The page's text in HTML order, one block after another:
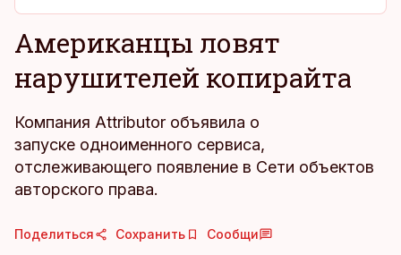
Американцы ловят
нарушителей копирайта
Компания Attributor объявила о
запуске одноименного сервиса,
отслеживающего появление в Сети объектов
авторского права.
Поделиться Сохранить Сообщи